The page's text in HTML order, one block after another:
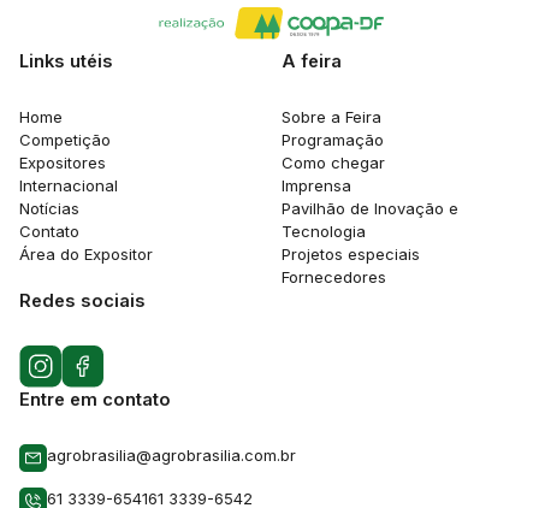
Links utéis
Home
Competição
Expositores
Internacional
Notícias
Contato
Área do Expositor
A feira
Sobre a Feira
Programação
Como chegar
Imprensa
Pavilhão de Inovação e
Tecnologia
Projetos especiais
Fornecedores
Redes sociais
Entre em contato
agrobrasilia@agrobrasilia.com.br
61 3339-654161 3339-6542